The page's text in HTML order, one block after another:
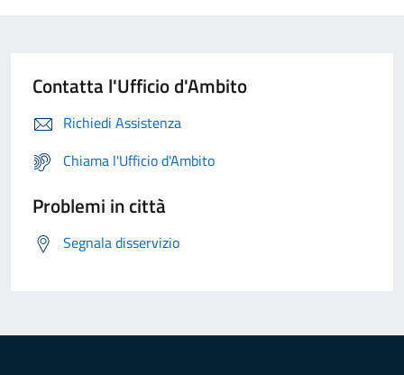
Contatta l'Ufficio d'Ambito
Richiedi Assistenza
Chiama l'Ufficio d'Ambito
Problemi in città
Segnala disservizio